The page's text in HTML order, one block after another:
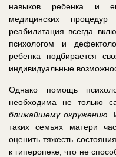
навыков ребенка и
медицинских
реабилитация всегда
психологом и
ребенка подбирается
индивидуальные
Однако помощь
необходима не только
ближайшему окружению
таких семьях матери
оценить тяжесть
к гиперопеке, что не